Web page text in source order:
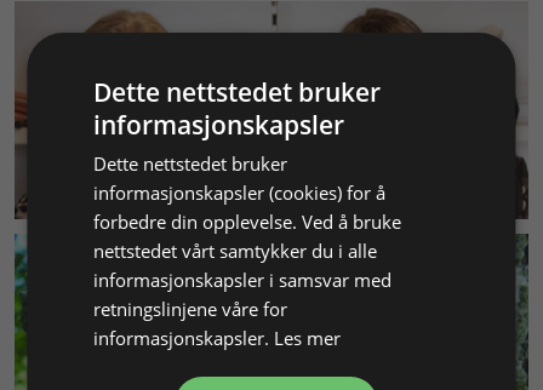
KUNDESERVICE
Dette nettstedet bruker
informasjonskapsler
Dette nettstedet bruker
informasjonskapsler (cookies) for å
forbedre din opplevelse. Ved å bruke
nettstedet vårt samtykker du i alle
informasjonskapsler i samsvar med
retningslinjene våre for
informasjonskapsler. Les mer